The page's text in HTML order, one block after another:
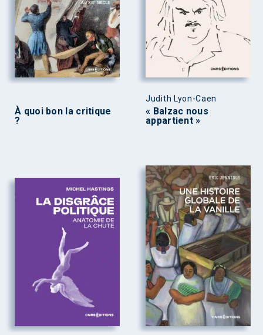
À quoi bon la critique
?
Judith Lyon-Caen
« Balzac nous
appartient »